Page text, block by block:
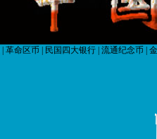
革命区币 民国四大银行 流通纪念币